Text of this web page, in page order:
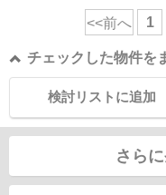
<<前へ 1
チェックした物件を
検討リストに追加
さら